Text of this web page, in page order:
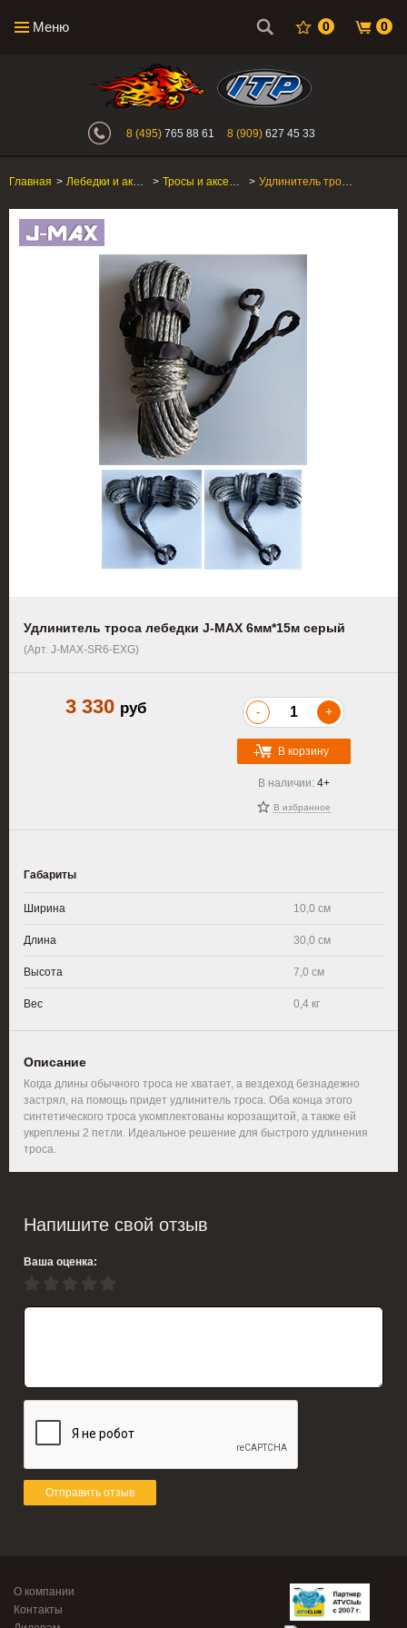
Меню 0 0
Интернет-магазин "Поросенок".
8 (495) 765 88 61 8 (909) 627 45 33
Главная > Лебедки и аксессуары > Тросы и аксессуары > Удлинитель троса лебедки J-MAX 6мм*15м серый
Удлинитель троса лебедки J-MAX 6мм*15м серый
(Арт. J-MAX-SR6-EXG)
3 330 руб - +
В корзину
В наличии: 4+
В избранное
Габариты
Ширина 10,0 см
Длина 30,0 см
Высота 7,0 см
Вес 0,4 кг
Описание
Когда длины обычного троса не хватает, а вездеход безнадежно
застрял, на помощь придет удлинитель троса. Оба конца этого
синтетического троса укомплектованы корозащитой, а также ей
укреплены 2 петли. Идеальное решение для быстрого удлинения
троса.
Напишите свой отзыв
Ваша оценка:
Отправить отзыв
О компании
Контакты